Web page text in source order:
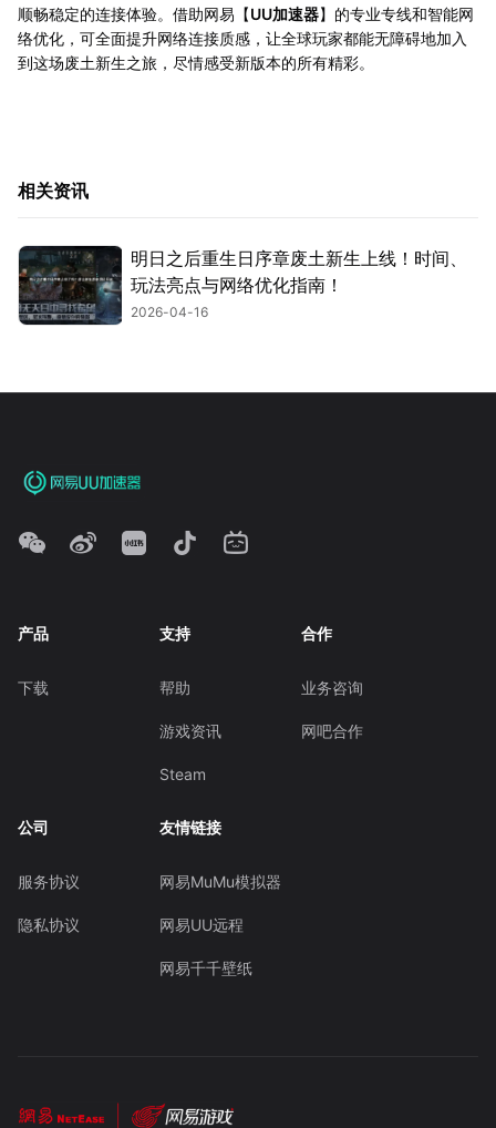
顺畅稳定的连接体验。借助网易【UU加速器】的专业专线和智能网
络优化，可全面提升网络连接质感，让全球玩家都能无障碍地加入
到这场废土新生之旅，尽情感受新版本的所有精彩。
相关资讯
明日之后重生日序章废土新生上线！时间、
玩法亮点与网络优化指南！
2026-04-16
产品
下载
支持
帮助
游戏资讯
Steam
合作
业务咨询
网吧合作
公司
服务协议
隐私协议
友情链接
网易MuMu模拟器
网易UU远程
网易千千壁纸